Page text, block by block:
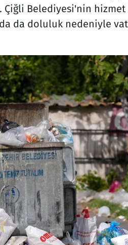
Çiğli Belediyesi'nin hizmet
da doluluk nedeniyle